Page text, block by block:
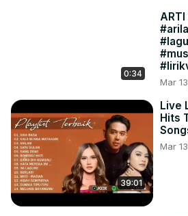
0:34
Mar
39:01
Live
Hits
Mar